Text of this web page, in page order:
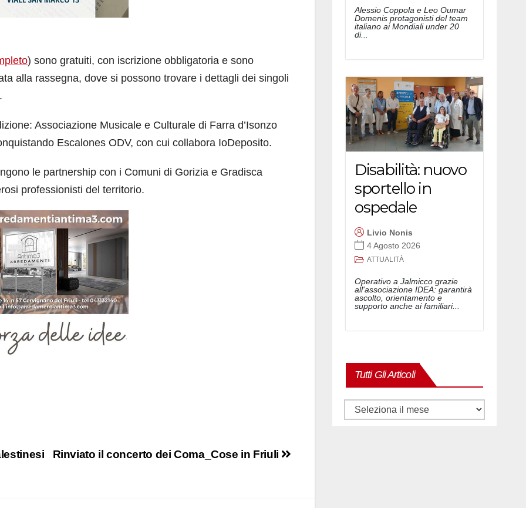
) sono gratuiti, con iscrizione obbligatoria e sono
alla rassegna, dove si possono trovare i dettagli dei singoli
Associazione Musicale e Culturale di Farra d’Isonzo
Escalones ODV, con cui collabora IoDeposito.
le partnership con i Comuni di Gorizia e Gradisca
professionisti del territorio.
Rinviato il concerto dei Coma_Cose in Friuli
Alessio Coppola e Leo Oumar
Domenis protagonisti del team
italiano ai Mondiali under 20
di...
Disabilità: nuovo
sportello in
ospedale
Livio Nonis
4 Agosto 2026
ATTUALITÀ
Operativo a Jalmicco grazie
all'associazione IDEA: garantirà
ascolto, orientamento e
supporto anche ai familiari...
Tutti Gli Articoli
Tutti